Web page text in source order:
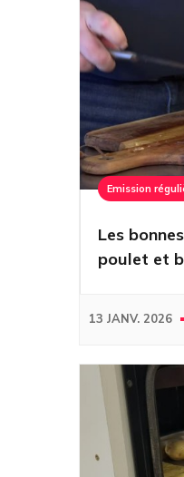
Emission
Les
poulet et
13 JANV. 2026